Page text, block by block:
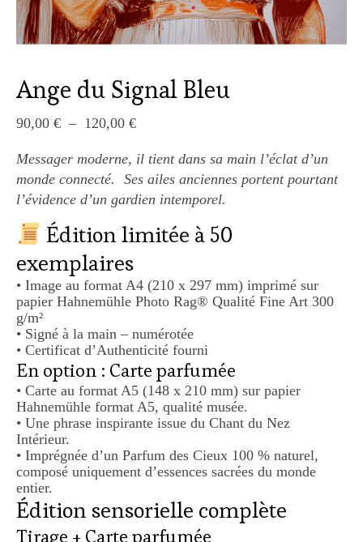
Ange du Signal Bleu
90,00 € – 120,00 €Plage de prix : 90,00 € à 120,00 €
Messager moderne, il tient dans sa main l’éclat d’un
monde connecté. Ses ailes anciennes portent pourtant
l’évidence d’un gardien intemporel.
Édition limitée à 50
exemplaires
• Image au format A4 (210 x 297 mm) imprimé sur
papier Hahnemühle Photo Rag® Qualité Fine Art 300
g/m²
• Signé à la main – numérotée
• Certificat d’Authenticité fourni
En option : Carte parfumée
• Carte au format A5 (148 x 210 mm) sur papier
Hahnemühle format A5, qualité musée.
• Une phrase inspirante issue du Chant du Nez
Intérieur.
• Imprégnée d’un Parfum des Cieux 100 % naturel,
composé uniquement d’essences sacrées du monde
entier.
Édition sensorielle complète
Tirage + Carte parfumée